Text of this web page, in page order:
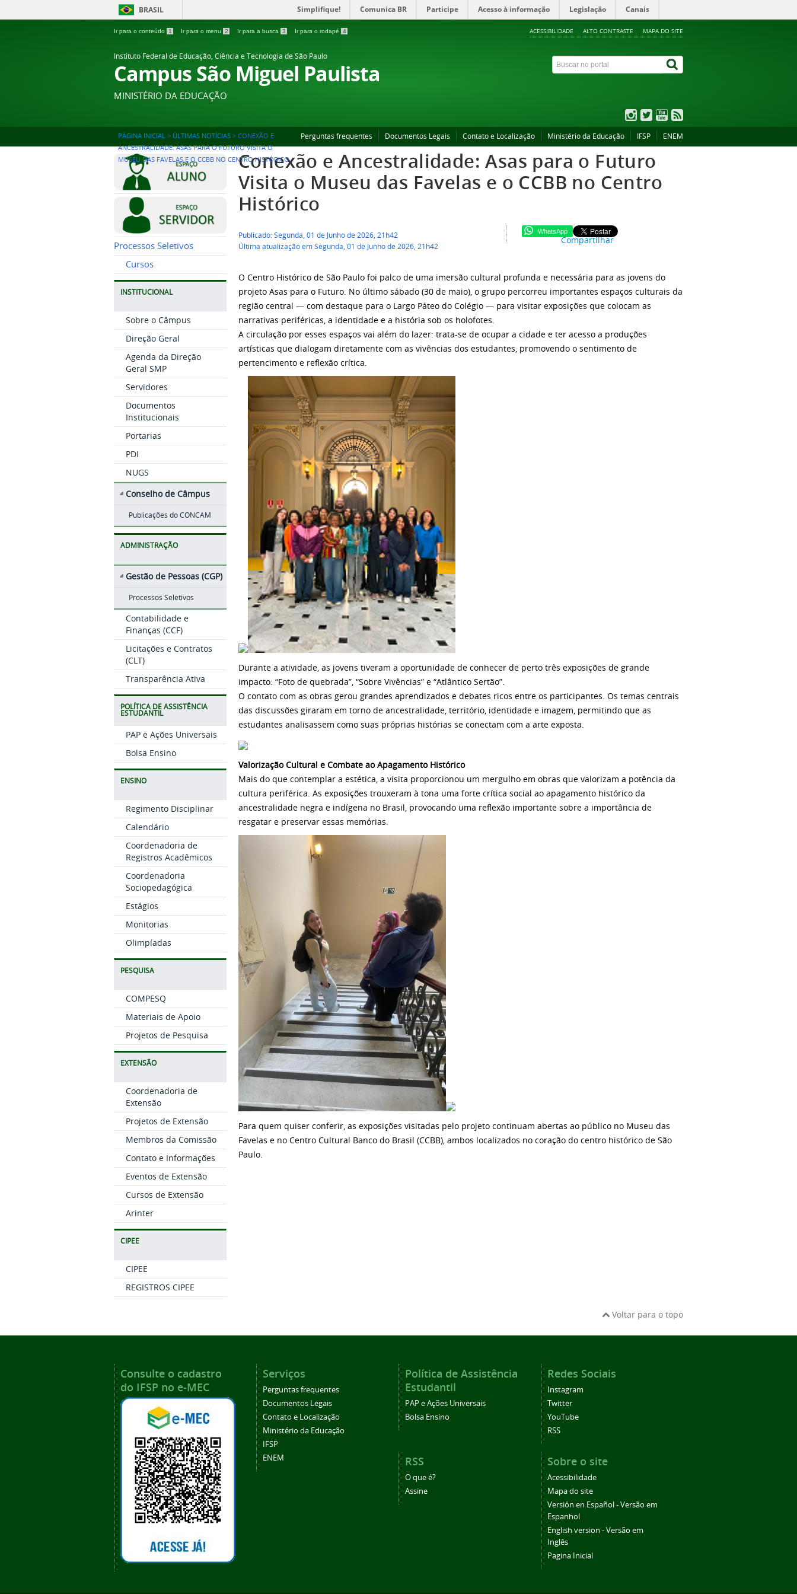
BRASIL Simplifique! Comunica BR Participe Acesso à informação Legislação Canais
Ir para o conteúdo 1 Ir para o menu 2 Ir para a busca 3 Ir para o rodapé 4 ACESSIBILIDADE ALTO CONTRASTE MAPA DO SITE
Instituto Federal de Educação, Ciência e Tecnologia de São Paulo
Campus São Miguel Paulista
MINISTÉRIO DA EDUCAÇÃO
Perguntas frequentes Documentos Legais Contato e Localização Ministério da Educação IFSP ENEM
PÁGINA INICIAL > ÚLTIMAS NOTÍCIAS > CONEXÃO E
ANCESTRALIDADE: ASAS PARA O FUTURO VISITA O
MUSEU DAS FAVELAS E O CCBB NO CENTRO HISTÓRICO
Processos Seletivos
Cursos
INSTITUCIONAL
Sobre o Câmpus
Direção Geral
Agenda da Direção
Geral SMP
Servidores
Documentos
Institucionais
Portarias
PDI
NUGS
Conselho de Câmpus
Publicações do CONCAM
ADMINISTRAÇÃO
Gestão de Pessoas (CGP)
Processos Seletivos
Contabilidade e
Finanças (CCF)
Licitações e Contratos
(CLT)
Transparência Ativa
POLÍTICA DE ASSISTÊNCIA
ESTUDANTIL
PAP e Ações Universais
Bolsa Ensino
ENSINO
Regimento Disciplinar
Calendário
Coordenadoria de
Registros Acadêmicos
Coordenadoria
Sociopedagógica
Estágios
Monitorias
Olimpíadas
PESQUISA
COMPESQ
Materiais de Apoio
Projetos de Pesquisa
EXTENSÃO
Coordenadoria de
Extensão
Projetos de Extensão
Membros da Comissão
Contato e Informações
Eventos de Extensão
Cursos de Extensão
Arinter
CIPEE
CIPEE
REGISTROS CIPEE
Conexão e Ancestralidade: Asas para o Futuro
Visita o Museu das Favelas e o CCBB no Centro
Histórico
Publicado: Segunda, 01 de Junho de 2026, 21h42
Última atualização em Segunda, 01 de Junho de 2026, 21h42
WhatsApp
Compartilhar
O Centro Histórico de São Paulo foi palco de uma imersão cultural profunda e necessária para as jovens do
projeto Asas para o Futuro. No último sábado (30 de maio), o grupo percorreu importantes espaços culturais da
região central — com destaque para o Largo Páteo do Colégio — para visitar exposições que colocam as
narrativas periféricas, a identidade e a história sob os holofotes.
A circulação por esses espaços vai além do lazer: trata-se de ocupar a cidade e ter acesso a produções
artísticas que dialogam diretamente com as vivências dos estudantes, promovendo o sentimento de
pertencimento e reflexão crítica.
Durante a atividade, as jovens tiveram a oportunidade de conhecer de perto três exposições de grande
impacto: “Foto de quebrada”, “Sobre Vivências” e “Atlântico Sertão”.
O contato com as obras gerou grandes aprendizados e debates ricos entre os participantes. Os temas centrais
das discussões giraram em torno de ancestralidade, território, identidade e imagem, permitindo que as
estudantes analisassem como suas próprias histórias se conectam com a arte exposta.
Valorização Cultural e Combate ao Apagamento Histórico
Mais do que contemplar a estética, a visita proporcionou um mergulho em obras que valorizam a potência da
cultura periférica. As exposições trouxeram à tona uma forte crítica social ao apagamento histórico da
ancestralidade negra e indígena no Brasil, provocando uma reflexão importante sobre a importância de
resgatar e preservar essas memórias.
Para quem quiser conferir, as exposições visitadas pelo projeto continuam abertas ao público no Museu das
Favelas e no Centro Cultural Banco do Brasil (CCBB), ambos localizados no coração do centro histórico de São
Paulo.
Voltar para o topo
Consulte o cadastro
do IFSP no e-MEC
Serviços
Perguntas frequentes
Documentos Legais
Contato e Localização
Ministério da Educação
IFSP
ENEM
Política de Assistência
Estudantil
PAP e Ações Universais
Bolsa Ensino
Redes Sociais
Instagram
Twitter
YouTube
RSS
RSS
O que é?
Assine
Sobre o site
Acessibilidade
Mapa do site
Versión en Español - Versão em
Espanhol
English version - Versão em
Inglês
Pagina Inicial